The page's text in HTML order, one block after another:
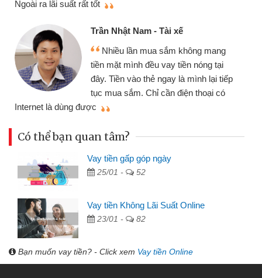
Cấn Văn Lực - Tạp hóa
Tôi kinh doanh buôn bán nhỏ lẻ
nhiều lúc cần vốn nhập hàng, nhờ biết
đến website qua bạn bè giới thiệu tôi
đã giải quyết được công việc của
Có thể bạn quan tâm?
Vay tiền gấp góp ngày
25/01 - 52
Vay tiền Không Lãi Suất Online
23/01 - 82
Bạn muốn vay tiền? - Click xem Vay tiền Online